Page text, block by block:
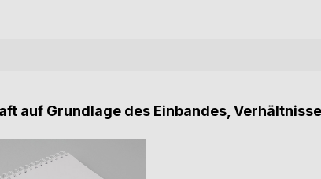
auf Grundlage des Einbandes,